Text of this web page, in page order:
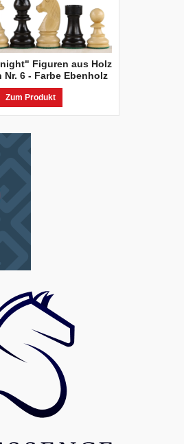
Figuren aus Holz
Nr. 6 - Farbe Ebenholz
Zum Produkt